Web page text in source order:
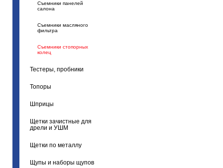
Съемники панелей
салона
Съемники масляного
фильтра
Съемники стопорных
колец
Тестеры, пробники
Топоры
Шприцы
Щетки зачистные для
дрели и УШМ
Щетки по металлу
Щупы и наборы щупов